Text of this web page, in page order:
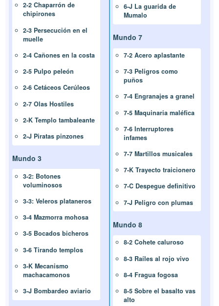
2-2 Chaparrón de
chipirones
2-3 Persecución en el
muelle
2-4 Cañones en la costa
2-5 Pulpo peleón
2-6 Cetáceos Cerúleos
2-7 Olas Hostiles
2-K Templo tambaleante
2-J Piratas pinzones
Mundo 3
3-2: Botones
voluminosos
3-3: Veleros plataneros
3-4 Mazmorra mohosa
3-5 Bocados bicheros
3-6 Tirando templos
3-K Mecanismo
machacamonos
3-J Bombardeo aviario
6-J La guarida de
Mumalo
Mundo 7
7-2 Acero aplastante
7-3 Peligros como
puños
7-4 Engranajes a granel
7-5 Maquinaria maléfica
7-6 Interruptores
infames
7-7 Martillos musicales
7-K Trayecto traicionero
7-C Despegue definitivo
7-J Peligro con plumas
Mundo 8
8-2 Cohete caluroso
8-3 Raíles al rojo vivo
8-4 Fragua fogosa
8-5 Sobre el basalto vas
alto